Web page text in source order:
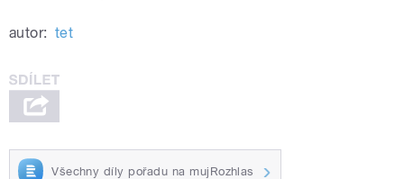
autor: tet
Všechny díly pořadu na mujRozhlas